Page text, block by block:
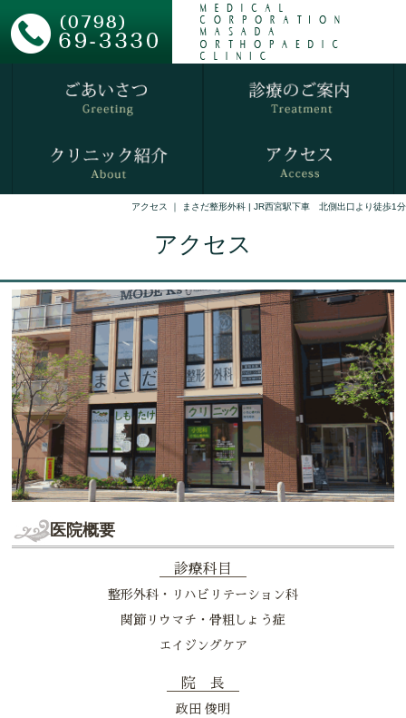
アクセス ｜ まさだ整形外科 | JR西宮駅下車 北側出口より徒歩1分
アクセス
医院概要
診療科目
整形外科・リハビリテーション科
関節リウマチ・骨粗しょう症
エイジングケア
院 長
政田 俊明